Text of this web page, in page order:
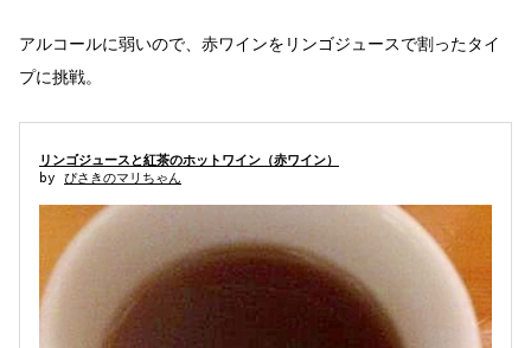
アルコールに弱いので、赤ワインをリンゴジュースで割ったタイ
プに挑戦。
リンゴジュースと紅茶のホットワイン（赤ワイン）
by ぴさきのマリちゃん